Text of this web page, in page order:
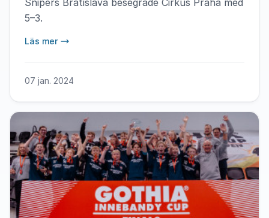
Snipers Bratislava besegrade Cirkus Praha med
5–3.
Läs mer
07 jan. 2024